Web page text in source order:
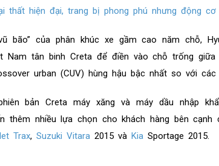
thất hiện đại, trang bị phong phú nhưng động
bão” của phân khúc xe gầm cao năm chỗ,
Nam tân binh Creta để điền vào chỗ trống giữa
urban (CUV) hùng hậu bậc nhất so với các
bản Creta máy xăng và máy dầu nhập
thêm nhiều lựa chọn cho khách hàng bên cạnh
Trax, Suzuki Vitara2015 và KiaSportage 2015.